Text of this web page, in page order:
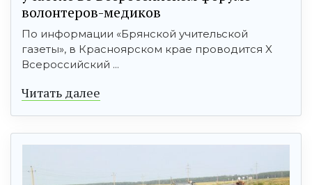
волонтеров-медиков
По информации «Брянской учительской
газеты», в Красноярском крае проводится X
Всероссийский ...
Читать далее